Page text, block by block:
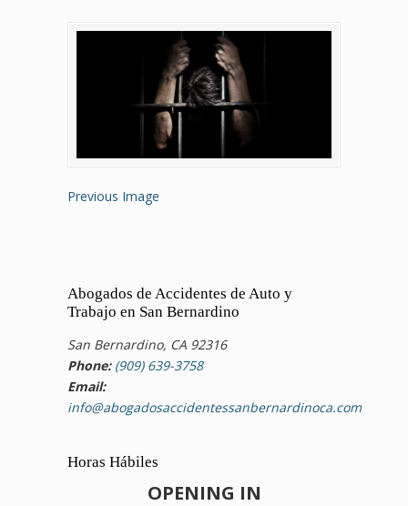
Previous Image
Abogados de Accidentes de Auto y
Trabajo en San Bernardino
San Bernardino, CA 92316
Phone: (909) 639-3758
Email:
info@abogadosaccidentessanbernardinoca.com
Horas Hábiles
OPENING IN